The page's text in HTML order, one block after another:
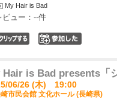
My Hair is Bad
ビュー：--件
Hair is Bad presents「
06/26 (木) 19:00
市民会館 文化ホール (長崎県)